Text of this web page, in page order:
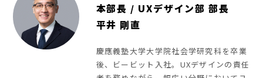
本部長 / UXデザイン部 部長
平井 剛直
慶應義塾大学大学院社会学研究科を卒業
後、ビービット入社。UXデザインの責任